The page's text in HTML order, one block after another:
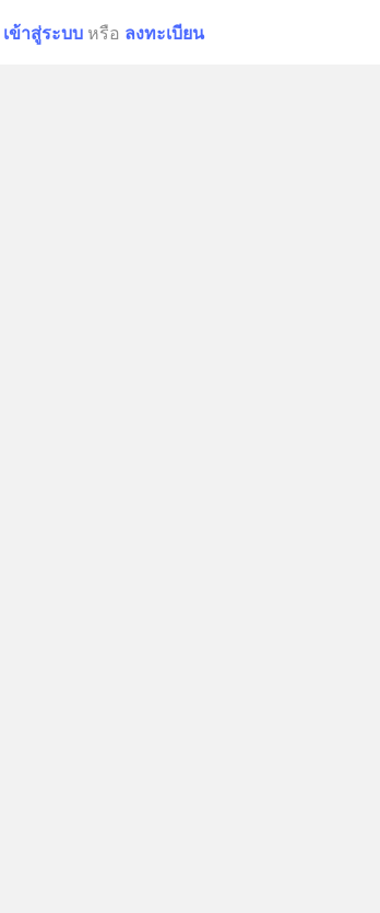
เข้าสู่ระบบ หรือ ลงทะเบียน